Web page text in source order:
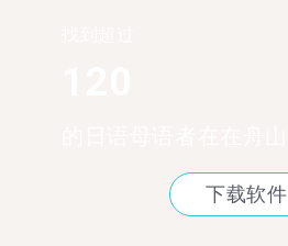
下载软件